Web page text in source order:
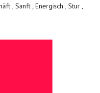
, Sanft , Energisch , Stur ,